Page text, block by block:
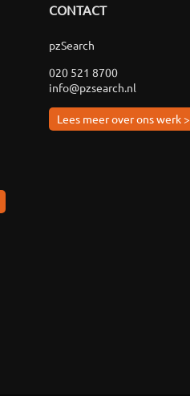
CONTACT
pzSearch
020 521 8700
info@pzsearch.nl
Lees meer over ons werk >